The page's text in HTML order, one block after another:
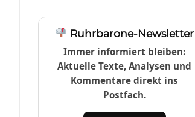
Ruhrbarone-Newsletter
Immer informiert bleiben:
Aktuelle Texte, Analysen und
Kommentare direkt ins
Postfach.